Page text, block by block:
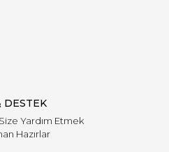
DESTEK
Yardım Etmek
Hazırlar